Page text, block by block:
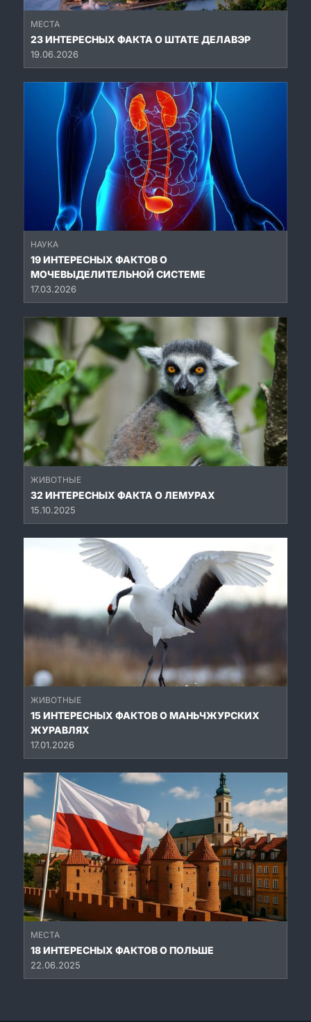
МЕСТА
23 ИНТЕРЕСНЫХ ФАКТА О ШТАТЕ ДЕЛАВЭР
19.06.2026
НАУКА
19 ИНТЕРЕСНЫХ ФАКТОВ О
МОЧЕВЫДЕЛИТЕЛЬНОЙ СИСТЕМЕ
17.03.2026
ЖИВОТНЫЕ
32 ИНТЕРЕСНЫХ ФАКТА О ЛЕМУРАХ
15.10.2025
ЖИВОТНЫЕ
15 ИНТЕРЕСНЫХ ФАКТОВ О МАНЬЧЖУРСКИХ
ЖУРАВЛЯХ
17.01.2026
МЕСТА
18 ИНТЕРЕСНЫХ ФАКТОВ О ПОЛЬШЕ
22.06.2025